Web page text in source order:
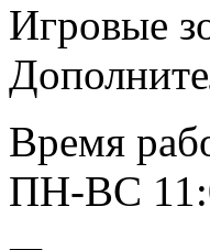
Игровые
Время
ПН-ВС